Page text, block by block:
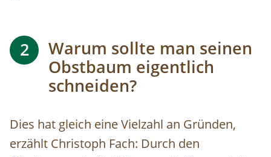
2
Warum sollte man seinen
Obstbaum eigentlich
schneiden?
Dies hat gleich eine Vielzahl an Gründen,
erzählt Christoph Fach: Durch den